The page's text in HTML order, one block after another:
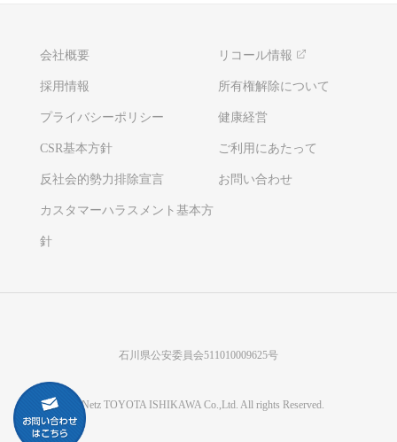
会社概要 リコール情報
採用情報 所有権解除について
プライバシーポリシー 健康経営
CSR基本方針 ご利用にあたって
反社会的勢力排除宣言 お問い合わせ
カスタマーハラスメント基本方
針
石川県公安委員会511010009625号
©Netz TOYOTA ISHIKAWA Co.,Ltd. All rights Reserved.